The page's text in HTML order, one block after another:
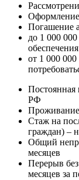
Погашение
до 1 000
обеспечения
от 1 000
Постоянная
РФ
Стаж на
граждан) –
Общий
месяцев
Перерыв
месяцев за